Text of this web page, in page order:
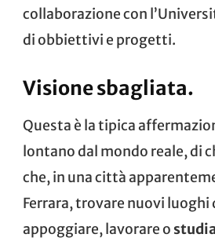
collaborazione con
di obbiettivi e progetti.
Visione sbagliata.
Questa è la tipica
lontano dal mondo reale, di
che, in una città
Ferrara, trovare nuovi luoghi
appoggiare, lavorare o